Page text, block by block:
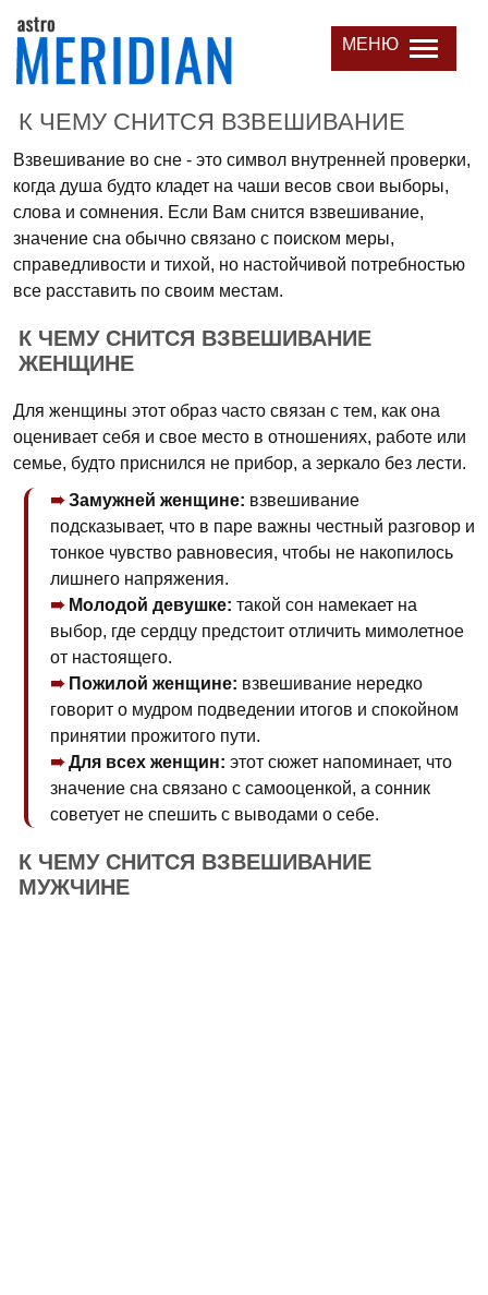
МЕНЮ
К ЧЕМУ СНИТСЯ ВЗВЕШИВАНИЕ
Взвешивание во сне - это символ внутренней проверки,
когда душа будто кладет на чаши весов свои выборы,
слова и сомнения. Если Вам снится взвешивание,
значение сна обычно связано с поиском меры,
справедливости и тихой, но настойчивой потребностью
все расставить по своим местам.
К ЧЕМУ СНИТСЯ ВЗВЕШИВАНИЕ
ЖЕНЩИНЕ
Для женщины этот образ часто связан с тем, как она
оценивает себя и свое место в отношениях, работе или
семье, будто приснился не прибор, а зеркало без лести.
Замужней женщине: взвешивание
подсказывает, что в паре важны честный разговор и
тонкое чувство равновесия, чтобы не накопилось
лишнего напряжения.
Молодой девушке: такой сон намекает на
выбор, где сердцу предстоит отличить мимолетное
от настоящего.
Пожилой женщине: взвешивание нередко
говорит о мудром подведении итогов и спокойном
принятии прожитого пути.
Для всех женщин: этот сюжет напоминает, что
значение сна связано с самооценкой, а сонник
советует не спешить с выводами о себе.
К ЧЕМУ СНИТСЯ ВЗВЕШИВАНИЕ
МУЖЧИНЕ